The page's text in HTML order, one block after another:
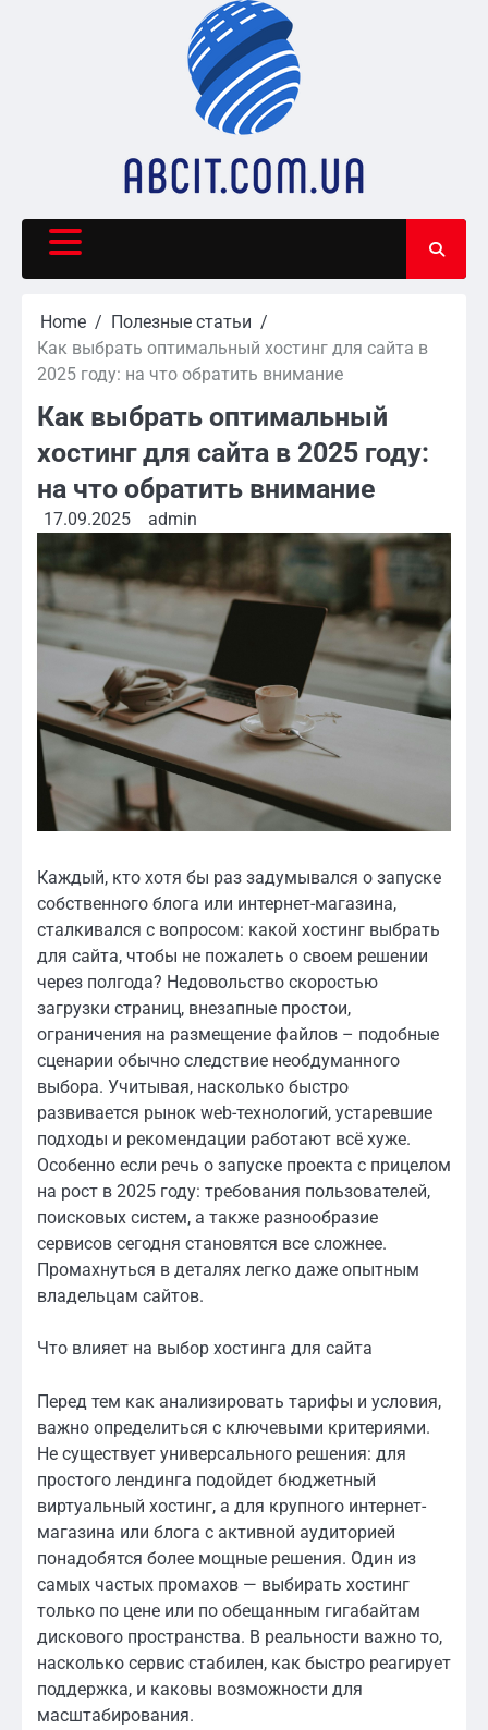
Home
Полезные статьи
Как выбрать оптимальный хостинг для сайта в
2025 году: на что обратить внимание
Как выбрать оптимальный
хостинг для сайта в 2025 году:
на что обратить внимание
17.09.2025 admin
Каждый, кто хотя бы раз задумывался о запуске
собственного блога или интернет-магазина,
сталкивался с вопросом: какой хостинг выбрать
для сайта, чтобы не пожалеть о своем решении
через полгода? Недовольство скоростью
загрузки страниц, внезапные простои,
ограничения на размещение файлов – подобные
сценарии обычно следствие необдуманного
выбора. Учитывая, насколько быстро
развивается рынок web-технологий, устаревшие
подходы и рекомендации работают всё хуже.
Особенно если речь о запуске проекта с прицелом
на рост в 2025 году: требования пользователей,
поисковых систем, а также разнообразие
сервисов сегодня становятся все сложнее.
Промахнуться в деталях легко даже опытным
владельцам сайтов.
Что влияет на выбор хостинга для сайта
Перед тем как анализировать тарифы и условия,
важно определиться с ключевыми критериями.
Не существует универсального решения: для
простого лендинга подойдет бюджетный
виртуальный хостинг, а для крупного интернет-
магазина или блога с активной аудиторией
понадобятся более мощные решения. Один из
самых частых промахов — выбирать хостинг
только по цене или по обещанным гигабайтам
дискового пространства. В реальности важно то,
насколько сервис стабилен, как быстро реагирует
поддержка, и каковы возможности для
масштабирования.